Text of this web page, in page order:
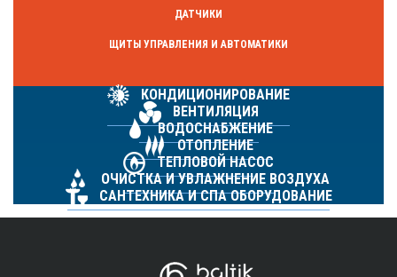
ДАТЧИКИ
ЩИТЫ УПРАВЛЕНИЯ И АВТОМАТИКИ
КОНДИЦИОНИРОВАНИЕ
ВЕНТИЛЯЦИЯ
ВОДОСНАБЖЕНИЕ
ОТОПЛЕНИЕ
ТЕПЛОВОЙ НАСОС
ОЧИСТКА И УВЛАЖНЕНИЕ ВОЗДУХА
САНТЕХНИКА И СПА ОБОРУДОВАНИЕ